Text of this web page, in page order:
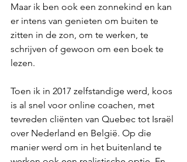
Maar ik ben ook een zonnekind en kan
er intens van genieten om buiten te
zitten in de zon, om te werken, te
schrijven of gewoon om een boek te
lezen.
Toen ik in 2017 zelfstandige werd, koos
is al snel voor online coachen, met
tevreden cliënten van Quebec tot Israël
over Nederland en België. Op die
manier werd om in het buitenland te